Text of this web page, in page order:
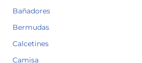
Bañadores
Bermudas
Calcetines
Camisa